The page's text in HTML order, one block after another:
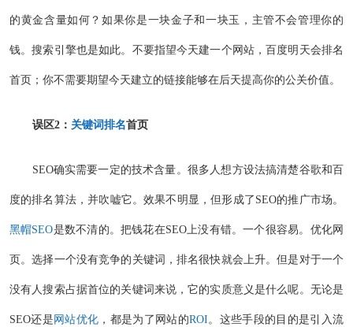
的黄金含量如何？如果你是一块金子和一块玉，主管不会管理你的
钱。搜索引擎也是如此。不要指望今天建一个网站，百度明天会排名
首页；你不需要期望今天建立的链接能够在后天提高你的公关价值。
误区2： 关键词排名首页
SEO确实需要一定的技术含量。很多人想方设法搞清楚谷歌和百
度的排名算法，并吹嘘它。效果不明显，但形成了SEO的推广市场。
黑帽SEO是数不清的。把钱花在SEO上没有错。一个很容易。优化网
页。选择一个没有竞争的关键词，排名很快就会上升。但是对于一个
没有人搜索占据首位的关键词来说，它的实质意义是什么呢。无论是
SEO还是网站优化 ，都是为了网站的ROI。这些手段的目的是引入流